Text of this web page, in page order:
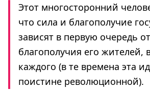
Этот многосторонний
что сила и благополучие
зависят в первую очередь от
благополучия его жителей,
каждого (в те времена эта
поистине революционной).